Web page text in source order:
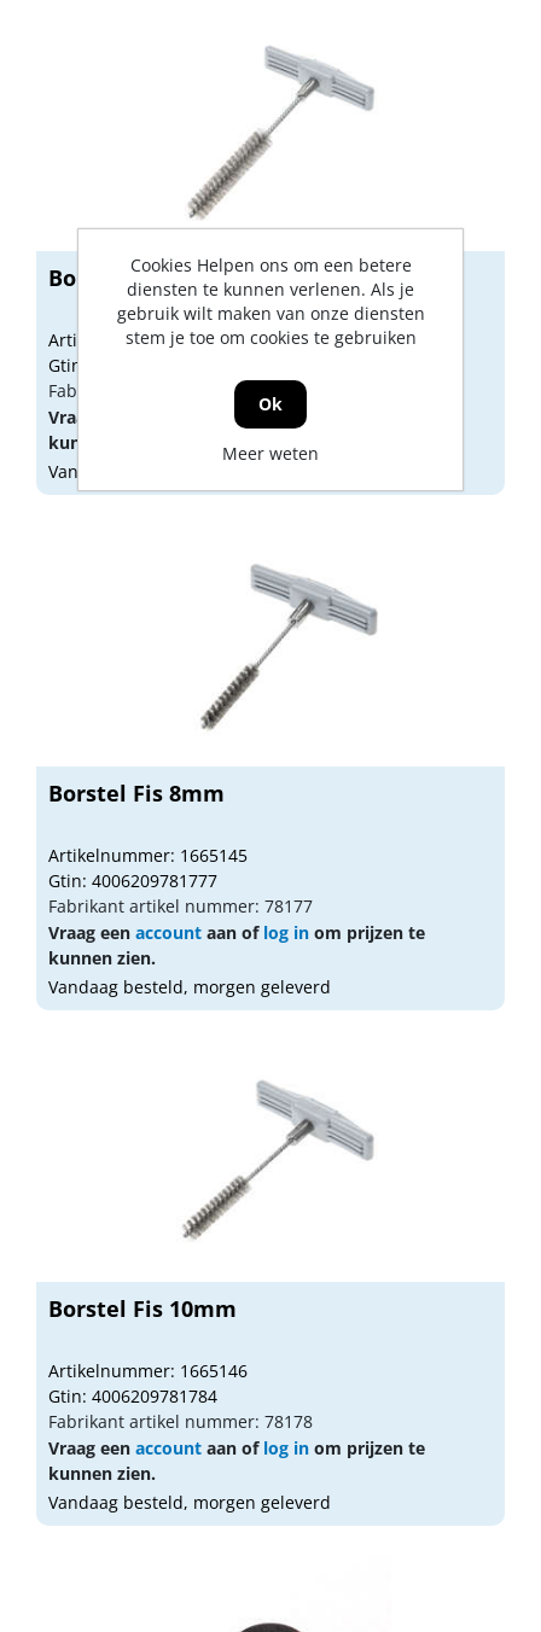
Borstel Fis 12mm
Artikelnummer: 1665147
Gtin: 4006209781791
Fabrikant artikel nummer: 78179
Vraag een
aan oflog in
kunnen zien.
Vandaag besteld, morgen geleverd
Borstel Fis 8mm
Artikelnummer: 1665145
Gtin: 4006209781777
Fabrikant artikel nummer: 78177
Vraag een account aan of log in om prijzen te
kunnen zien.
Vandaag besteld, morgen geleverd
Borstel Fis 10mm
Artikelnummer: 1665146
Gtin: 4006209781784
Fabrikant artikel nummer: 78178
Vraag een account aan of log in om prijzen te
kunnen zien.
Vandaag besteld, morgen geleverd
Cookies Helpen ons om een betere
diensten te kunnen verlenen. Als je
gebruik wilt maken van onze diensten
stem je toe om cookies te gebruiken
Ok
Meer weten